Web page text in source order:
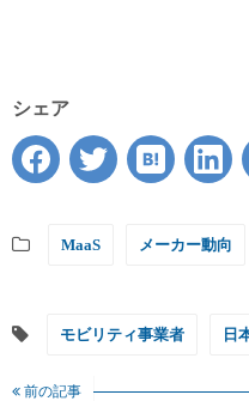
シェア
MaaS メーカー動向
モビリティ事業者 日
前の記事